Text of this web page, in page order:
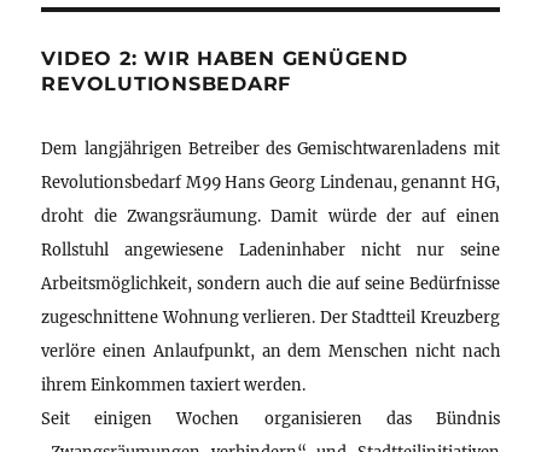
VIDEO 2: WIR HABEN GENÜGEND
REVOLUTIONSBEDARF
Dem langjährigen Betreiber des Gemischtwarenladens mit
Revolutionsbedarf M99 Hans Georg Lindenau, genannt HG,
droht die Zwangsräumung. Damit würde der auf einen
Rollstuhl angewiesene Ladeninhaber nicht nur seine
Arbeitsmöglichkeit, sondern auch die auf seine Bedürfnisse
zugeschnittene Wohnung verlieren. Der Stadtteil Kreuzberg
verlöre einen Anlaufpunkt, an dem Menschen nicht nach
ihrem Einkommen taxiert werden.
Seit einigen Wochen organisieren das Bündnis